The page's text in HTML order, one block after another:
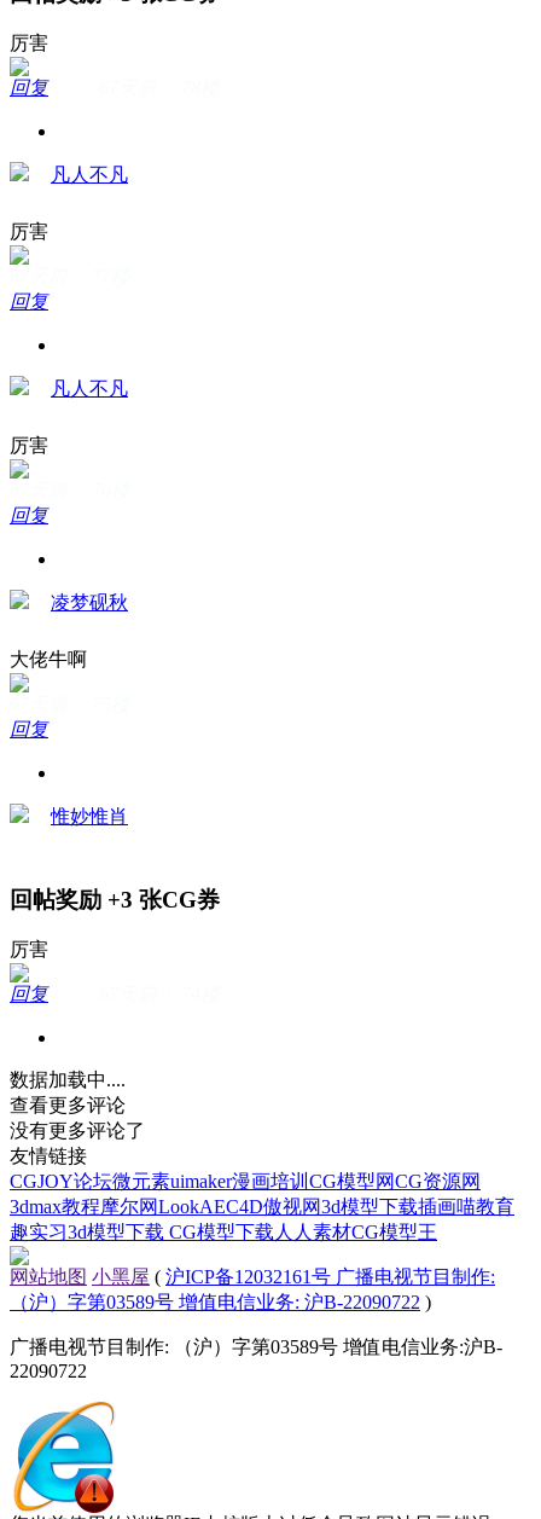
厉害
回复
凡人不凡
厉害
回复
凡人不凡
厉害
回复
凌梦砚秋
大佬牛啊
回复
惟妙惟肖
回帖奖励 +3 张CG券
厉害
回复
数据加载中....
查看更多评论
没有更多评论了
友情链接
CGJOY论坛微元素uimaker漫画培训 CG模型网CG资源网
3dmax教程摩尔网LookAEC4D傲视网3d模型下载插画喵教育
趣实习3d模型下载 CG模型下载 人人素材CG模型王
网站地图 小黑屋 ( 沪ICP备12032161号 广播电视节目制作:
（沪）字第03589号 增值电信业务: 沪B-22090722 )
广播电视节目制作: （沪）字第03589号 增值电信业务:沪B-
22090722